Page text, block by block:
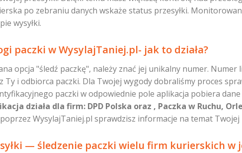
po zebraniu danych wskaże status przesyłki.
wysyłki.
paczki w WysylajTaniej.pl- jak to działa?
opcja "śledź paczkę", należy znać jej unikalny numer.
Ty i odbiorca paczki. Dla Twojej wygody dobraliśmy proces
paczki w odpowiednie pole aplikacja pobiera
działa dla firm: DPD Polska oraz , Paczka w Ruchu,
WysylajTaniej.pl sprawdzisz informacje na temat Twojej
— śledzenie paczki wielu firm kurierskich w